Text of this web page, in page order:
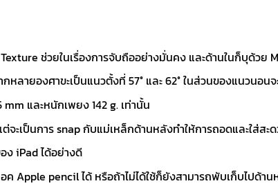
ช่วยในเรื่องการจับถืออย่างมั่นคง และด้านในก็บุด้วย
กหลายองศาขะเป็นแนวตั้งที่ 57° และ 62° ในส่วนของแนวนอน
และหนักเพยง 142 g. เท่านั้น
ต่จะเป็นการ snap กับแม่เหล็กด้านหลังทำให้การถอดและใส่สะ
ง iPad ได้อย่างดี
Apple pencil ได้ หรือถ้าไม่ได้ใช้ก็ยังสามารถพับเก็บไปด้าน